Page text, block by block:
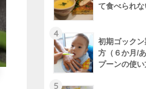
て食べられな
4
初期ゴック
方（６か月/
プーンの使い
5